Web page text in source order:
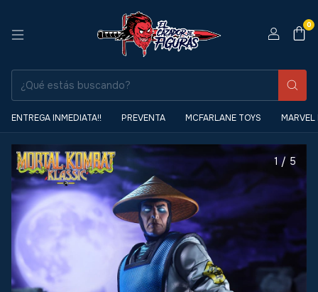
0
ENTREGA INMEDIATA!! PREVENTA MCFARLANE TOYS MARVEL
1 / 5